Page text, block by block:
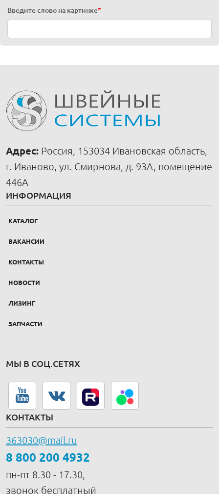
Введите слово на картинке*
Адрес: Россия, 153034 Ивановская область,
г. Иваново, ул. Смирнова, д. 93А, помещение
446А
ИНФОРМАЦИЯ
КАТАЛОГ
ВАКАНСИИ
КОНТАКТЫ
НОВОСТИ
ЛИЗИНГ
ЗАПЧАСТИ
МЫ В СОЦ.СЕТЯХ
КОНТАКТЫ
363030@mail.ru
8 800 200 4932
пн-пт 8.30 - 17.30,
звонок бесплатный